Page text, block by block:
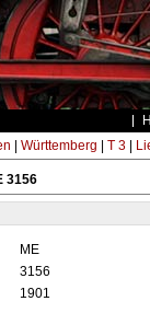
Württemberg T 3|
3156
ME
3156
1901